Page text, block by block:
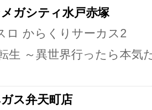
ガシティ水戸赤塚
ロ からくりサーカス2
生 ～異世界行ったら本気
ス弁天町店